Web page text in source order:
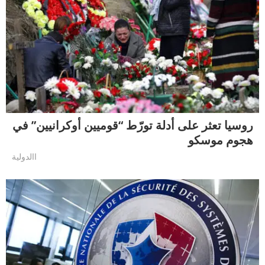
روسيا تعثر على أدلة تورّط “قوميين أوكرانيين” في
هجوم موسكو
االدولية